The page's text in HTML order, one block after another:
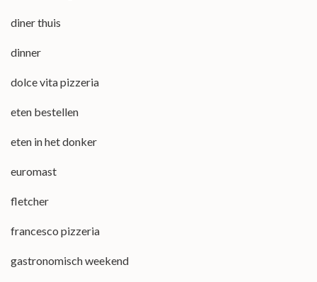
diner thuis
dinner
dolce vita pizzeria
eten bestellen
eten in het donker
euromast
fletcher
francesco pizzeria
gastronomisch weekend